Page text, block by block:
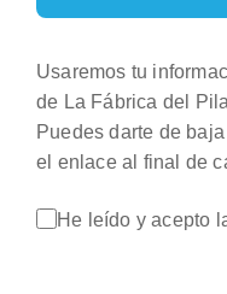
Usaremos tu
de La Fábrica del
Puedes darte de
el enlace al final de
He leído y acepto